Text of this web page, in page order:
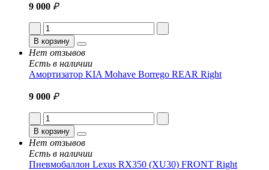
9 000 ₽
В корзину
Нет отзывов
Есть в наличии
Амортизатор KIA Mohave Borrego REAR Right
9 000 ₽
В корзину
Нет отзывов
Есть в наличии
Пневмобаллон Lexus RX350 (XU30) FRONT Right